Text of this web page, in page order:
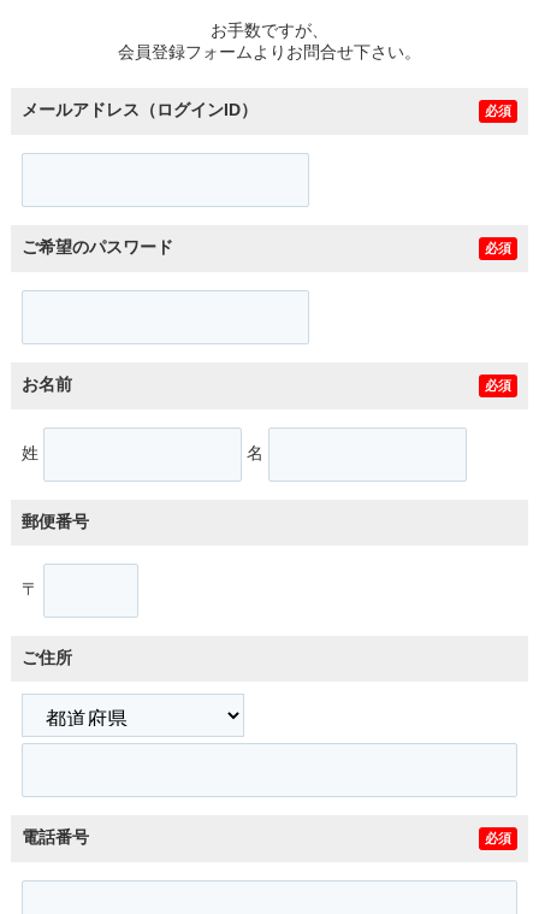
お手数ですが、
会員登録フォームよりお問合せ下さい。
メールアドレス（ログインID） 必須
ご希望のパスワード 必須
お名前 必須
姓 名
郵便番号
〒
ご住所
電話番号 必須